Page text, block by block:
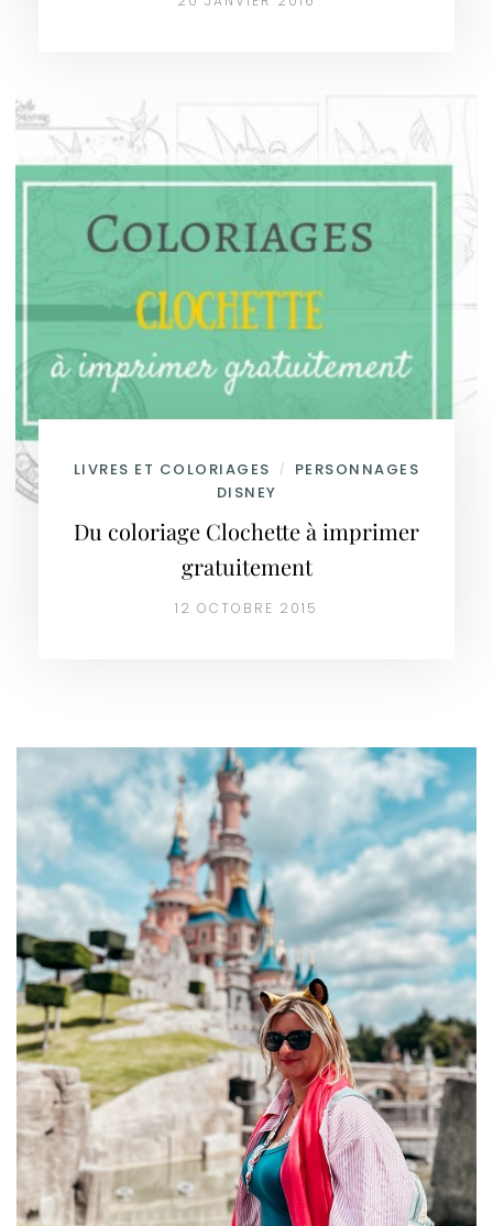
LIVRES ET COLORIAGES /
PERSONNAGES
DISNEY
Du coloriage Clochette à imprimer
gratuitement
12 OCTOBRE 2015